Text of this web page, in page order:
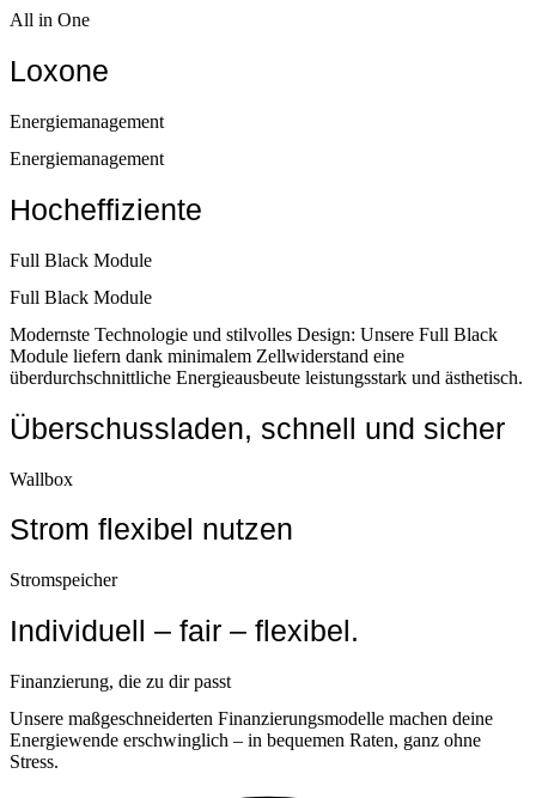
All in One
Loxone
Energiemanagement
Energiemanagement
Hocheffiziente
Full Black Module
Full Black Module
Modernste Technologie und stilvolles Design: Unsere Full Black
Module liefern dank minimalem Zellwiderstand eine
überdurchschnittliche Energieausbeute leistungsstark und ästhetisch.
Überschussladen, schnell und sicher
Wallbox
Strom flexibel nutzen
Stromspeicher
Individuell – fair – flexibel.
Finanzierung, die zu dir passt
Unsere maßgeschneiderten Finanzierungsmodelle machen deine
Energiewende erschwinglich – in bequemen Raten, ganz ohne
Stress.